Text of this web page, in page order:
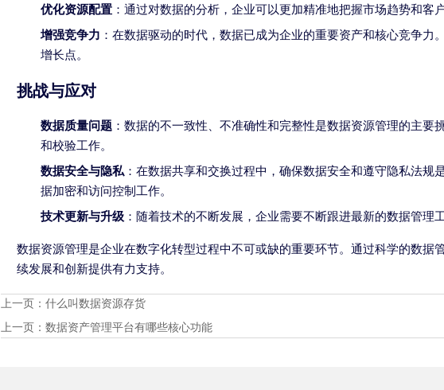
优化资源配置 ：通过对数据的分析，企业可以更加精准地把握市场趋势和客
增强竞争力 ：在数据驱动的时代，数据已成为企业的重要资产和核心竞争
增长点。
挑战与应对
数据质量问题 ：数据的不一致性、不准确性和完整性是数据资源管理的主
和校验工作。
数据安全与隐私 ：在数据共享和交换过程中，确保数据安全和遵守隐私法
据加密和访问控制工作。
技术更新与升级 ：随着技术的不断发展，企业需要不断跟进最新的数据管理
数据资源管理是企业在数字化转型过程中不可或缺的重要环节。通过科学的数
续发展和创新提供有力支持。
上一页：什么叫数据资源存货
上一页：数据资产管理平台有哪些核心功能